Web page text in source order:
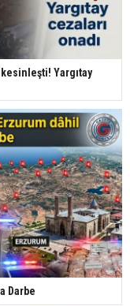
Yargıtay
Darbe